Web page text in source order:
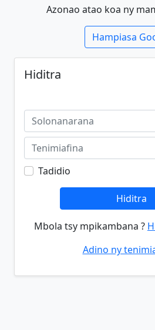
Azonao atao koa ny
Hampiasa
Hiditra
Tadidio
Hiditra
Mbola tsy mpikambana ?
Adino ny